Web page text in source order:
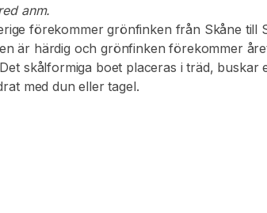
anm.
förekommer grönfinken från Skåne
är härdig och grönfinken förekommer
skålformiga boet placeras i träd,
med dun eller tagel.